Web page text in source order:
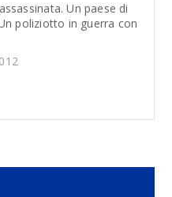
Un paese di
poliziotto in guerra con